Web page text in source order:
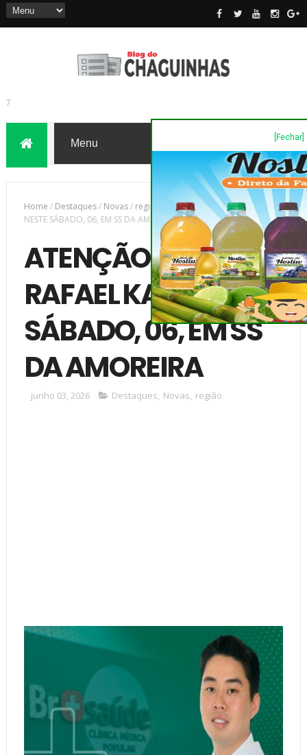
7
Home / Destaques/ Novas/ região
ATENÇÃO - DR RAFAEL KATO,
NESTE SÁBADO, 06, EM SS DA AMOREIRA
ATENÇÃO - DR
RAFAEL KATO, NESTE
SÁBADO, 06, EM SS
DA AMOREIRA
junho 03, 2026 Destaques, Novas, região